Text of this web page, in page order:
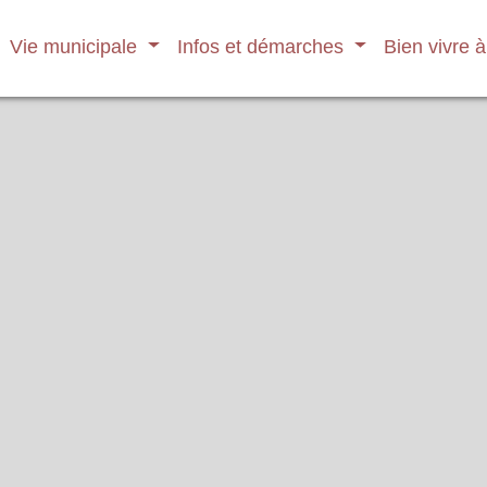
Vie municipale Infos et démarches Bien vivre